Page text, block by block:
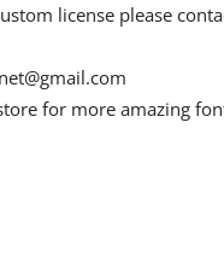
license please
for more amazing